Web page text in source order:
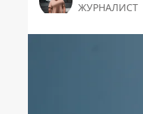
ЖУРНАЛИСТ